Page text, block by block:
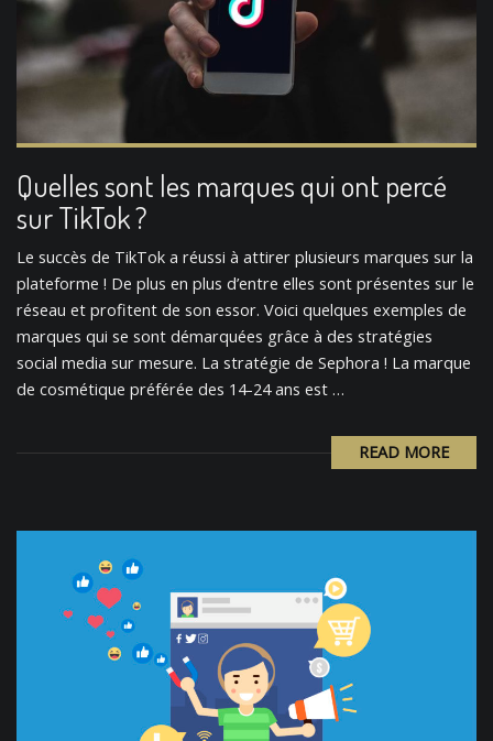
Quelles sont les marques qui ont percé
sur TikTok ?
Le succès de TikTok a réussi à attirer plusieurs marques sur la
plateforme ! De plus en plus d’entre elles sont présentes sur le
réseau et profitent de son essor. Voici quelques exemples de
marques qui se sont démarquées grâce à des stratégies
social media sur mesure. La stratégie de Sephora ! La marque
de cosmétique préférée des 14-24 ans est …
READ MORE